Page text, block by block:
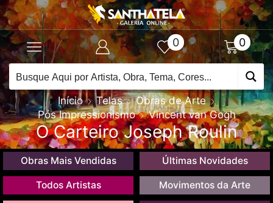
0 0
Início Telas
Obras de Arte
Pós Impressionismo
Vincent van Gogh
O Carteiro Joseph Roulin
Obras Mais Vendidas Últimas Novidades
Todos Artistas Movimentos da Arte